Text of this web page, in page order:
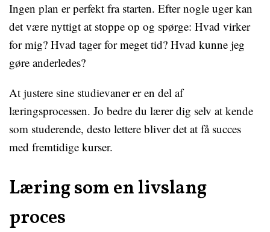
Ingen plan er perfekt fra starten. Efter nogle uger kan
det være nyttigt at stoppe op og spørge: Hvad virker
for mig? Hvad tager for meget tid? Hvad kunne jeg
gøre anderledes?
At justere sine studievaner er en del af
læringsprocessen. Jo bedre du lærer dig selv at kende
som studerende, desto lettere bliver det at få succes
med fremtidige kurser.
Læring som en livslang
proces